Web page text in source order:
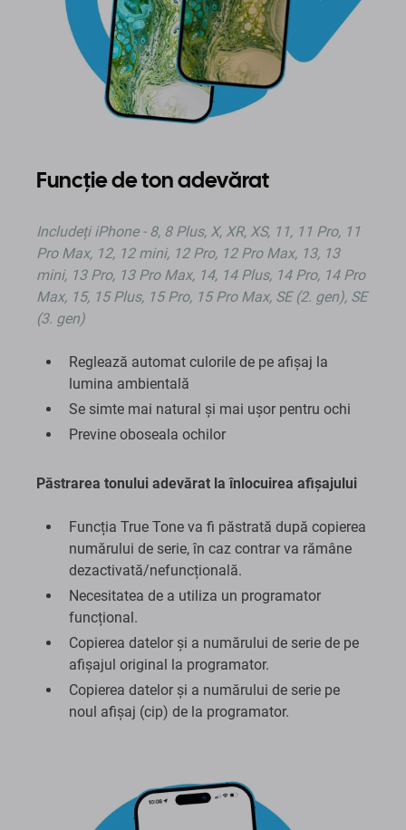
Funcție de ton adevărat
Includeți iPhone - 8, 8 Plus, X, XR, XS, 11, 11 Pro, 11
Pro Max, 12, 12 mini, 12 Pro, 12 Pro Max, 13, 13
mini, 13 Pro, 13 Pro Max, 14, 14 Plus, 14 Pro, 14 Pro
Max, 15, 15 Plus, 15 Pro, 15 Pro Max, SE (2. gen), SE
(3. gen)
Reglează automat culorile de pe afișaj la
lumina ambientală
Se simte mai natural și mai ușor pentru ochi
Previne oboseala ochilor
Păstrarea tonului adevărat la înlocuirea afișajului
Funcția True Tone va fi păstrată după copierea
numărului de serie, în caz contrar va rămâne
dezactivată/nefuncțională.
Necesitatea de a utiliza un programator
funcțional.
Copierea datelor și a numărului de serie de pe
afișajul original la programator.
Copierea datelor și a numărului de serie pe
noul afișaj (cip) de la programator.